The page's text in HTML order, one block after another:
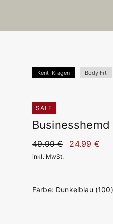
Kent-Kragen Body Fit
SALE
Businesshemd
49.99 € 24.99 €
inkl. MwSt.
Farbe: Dunkelblau (100)